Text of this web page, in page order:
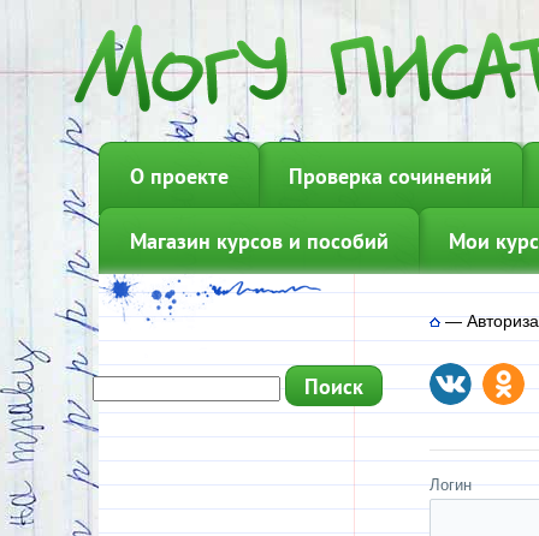
О проекте Проверка сочинений
Магазин курсов и пособий Мои
—
Логин